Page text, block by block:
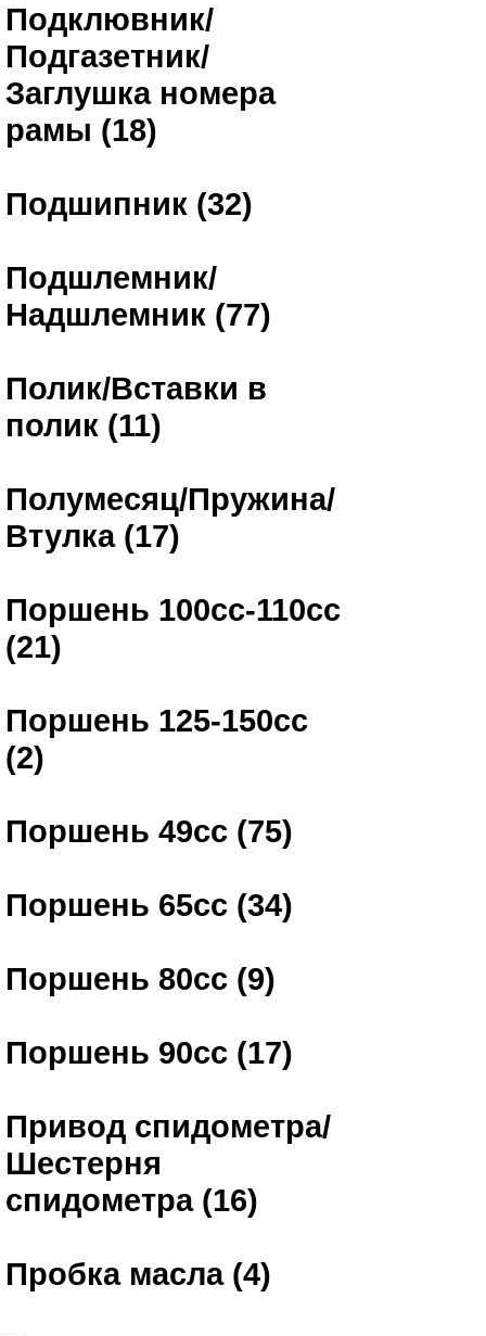
Подклювник/
Подгазетник/
Заглушка номера
рамы (18)
Подшипник (32)
Подшлемник/
Надшлемник (77)
Полик/Вставки в
полик (11)
Полумесяц/Пружина/
Втулка (17)
Поршень 100сс-110сс
(21)
Поршень 125-150сс
(2)
Поршень 49сс (75)
Поршень 65сс (34)
Поршень 80сс (9)
Поршень 90сс (17)
Привод спидометра/
Шестерня
спидометра (16)
Пробка масла (4)